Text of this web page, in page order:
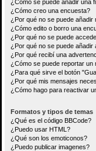
¿Cómo se puede añadir una
¿Cómo creo una encuesta?
¿Por qué no se puede
¿Cómo edito o borro una
¿Por qué no se puede
¿Por qué no se puede añadir
¿Por qué recibí una
¿Cómo se puede reportar un
¿Para qué sirve el botón
¿Por qué mis mensajes
¿Cómo hago para reactivar
Formatos y tipos de temas
¿Qué es el código BBCode?
¿Puedo usar HTML?
¿Qué son los emoticonos?
¿Puedo publicar imagenes?